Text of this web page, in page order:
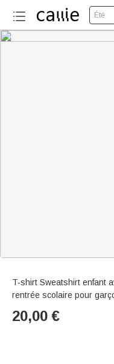
Été
T-shirt Sweatshirt enfant
rentrée scolaire pour
20,00 €